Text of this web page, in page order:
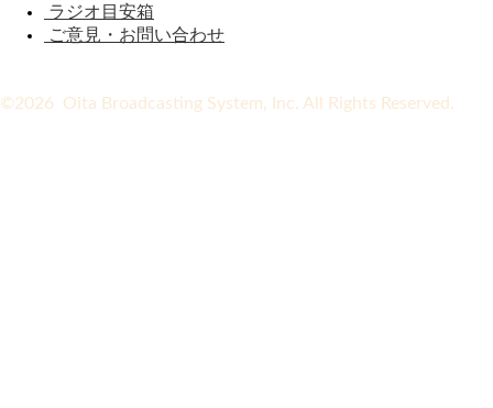
ラジオ目安箱
ご意見・お問い合わせ
©2026 Oita Broadcasting System, Inc. All Rights Reserved.